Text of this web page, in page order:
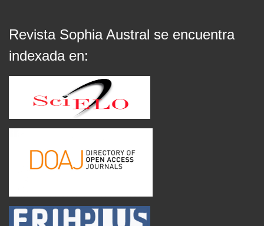
Revista Sophia Austral se encuentra
indexada en: